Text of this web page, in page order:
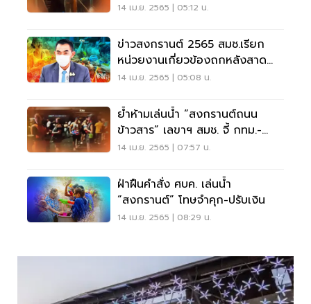
14 เม.ย. 2565 | 05:12 น.
ข่าวสงกรานต์ 2565 สมช.เรียก
หน่วยงานเกี่ยวข้องถกหลังสาดน้ำ
ในข้าวสาร
14 เม.ย. 2565 | 05:08 น.
ย้ำห้ามเล่นน้ำ “สงกรานต์ถนน
ข้าวสาร” เลขาฯ สมช. จี้ กทม.-
มท.กวดขัน
14 เม.ย. 2565 | 07:57 น.
ฝ่าฝืนคำสั่ง ศบค. เล่นน้ำ
“สงกรานต์” โทษจำคุก-ปรับเงิน
14 เม.ย. 2565 | 08:29 น.